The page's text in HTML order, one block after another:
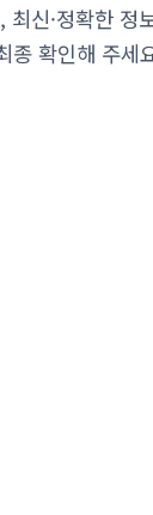
최신·정확한 정
종 확인해 주세